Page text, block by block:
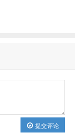
提交评论